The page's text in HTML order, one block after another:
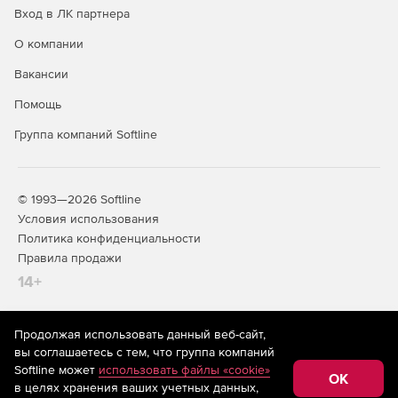
Вход в ЛК партнера
О компании
Вакансии
Помощь
Группа компаний Softline
© 1993—2026 Softline
Условия использования
Политика конфиденциальности
Правила продажи
14+
На информационном ресурсе store.softline.ru применяются
рекомендательные технологии(информационные технологии
предоставления информации на основе сбора,
систематизации и анализа сведений, относящихся к
Продолжая использовать данный веб-сайт,
вы соглашаетесь с тем, что группа компаний
Softline может использовать файлы «cookie»
в целях хранения ваших учетных данных,
OK